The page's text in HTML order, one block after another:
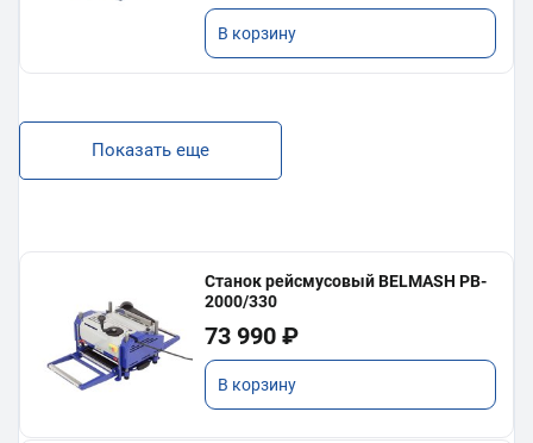
В корзину
Показать еще
Станок рейсмусовый BELMASH PB-
2000/330
73 990 ₽
В корзину